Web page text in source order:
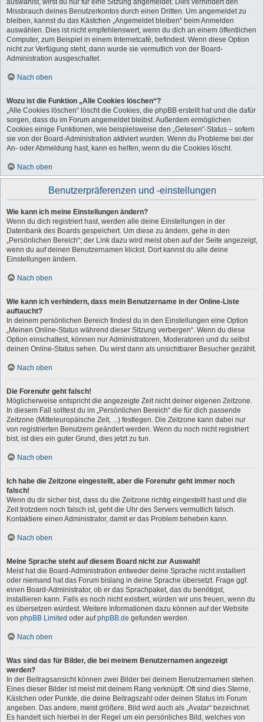
auswählst, wirst du nur für eine Sitzung angemeldet. Dies verhindert den
Missbrauch deines Benutzerkontos durch einen Dritten. Um angemeldet zu
bleiben, kannst du das Kästchen „Angemeldet bleiben“ beim Anmelden
auswählen. Dies ist nicht empfehlenswert, wenn du dich an einem öffentlichen
Computer, zum Beispiel in einem Internetcafé, befindest. Wenn diese Option
nicht zur Verfügung steht, dann wurde sie vermutlich von der Board-
Administration ausgeschaltet.
Nach oben
Wozu ist die Funktion „Alle Cookies löschen“?
„Alle Cookies löschen“ löscht die Cookies, die phpBB erstellt hat und die dafür
sorgen, dass du im Forum angemeldet bleibst. Außerdem ermöglichen
Cookies einige Funktionen, wie beispielsweise den „Gelesen“-Status – sofern
sie von der Board-Administration aktiviert wurden. Wenn du Probleme bei der
An- oder Abmeldung hast, kann es helfen, wenn du die Cookies löscht.
Nach oben
Benutzerpräferenzen und -einstellungen
Wie kann ich meine Einstellungen ändern?
Wenn du dich registriert hast, werden alle deine Einstellungen in der
Datenbank des Boards gespeichert. Um diese zu ändern, gehe in den
„Persönlichen Bereich“; der Link dazu wird meist oben auf der Seite angezeigt,
wenn du auf deinen Benutzernamen klickst. Dort kannst du alle deine
Einstellungen ändern.
Nach oben
Wie kann ich verhindern, dass mein Benutzername in der Online-Liste
auftaucht?
In deinem persönlichen Bereich findest du in den Einstellungen eine Option
„Meinen Online-Status während dieser Sitzung verbergen“. Wenn du diese
Option einschaltest, können nur Administratoren, Moderatoren und du selbst
deinen Online-Status sehen. Du wirst dann als unsichtbarer Besucher gezählt.
Nach oben
Die Forenuhr geht falsch!
Möglicherweise entspricht die angezeigte Zeit nicht deiner eigenen Zeitzone.
In diesem Fall solltest du im „Persönlichen Bereich“ die für dich passende
Zeitzone (Mitteleuropäische Zeit, ...) festlegen. Die Zeitzone kann dabei nur
von registrierten Benutzern geändert werden. Wenn du noch nicht registriert
bist, ist dies ein guter Grund, dies jetzt zu tun.
Nach oben
Ich habe die Zeitzone eingestellt, aber die Forenuhr geht immer noch
falsch!
Wenn du dir sicher bist, dass du die Zeitzone richtig eingestellt hast und die
Zeit trotzdem noch falsch ist, geht die Uhr des Servers vermutlich falsch.
Kontaktiere einen Administrator, damit er das Problem beheben kann.
Nach oben
Meine Sprache steht auf diesem Board nicht zur Auswahl!
Meist hat die Board-Administration entweder deine Sprache nicht installiert
oder niemand hat das Forum bislang in deine Sprache übersetzt. Frage ggf.
einen Board-Administrator, ob er das Sprachpaket, das du benötigst,
installieren kann. Falls es noch nicht existiert, würden wir uns freuen, wenn du
es übersetzen würdest. Weitere Informationen dazu können auf der Website
von phpBB Limited oder aufphpBB.de gefunden werden.
Nach oben
Was sind das für Bilder, die bei meinem Benutzernamen angezeigt
werden?
In der Beitragsansicht können zwei Bilder bei deinem Benutzernamen stehen.
Eines dieser Bilder ist meist mit deinem Rang verknüpft: Oft sind dies Sterne,
Kästchen oder Punkte, die deine Beitragszahl oder deinen Status im Forum
angeben. Das andere, meist größere, Bild wird auch als „Avatar“ bezeichnet.
Es handelt sich hierbei in der Regel um ein persönliches Bild, welches von